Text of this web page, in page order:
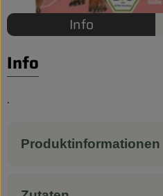
Pferdepension & Reitbetrieb
Firmenkunden
Info
Info
.
Produktinformationen